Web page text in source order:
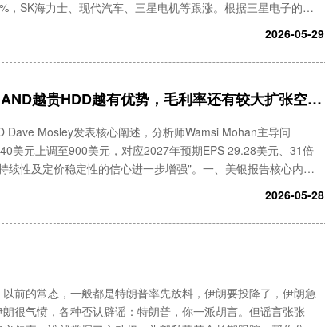
，SK海力士、现代汽车、三星电机等跟涨。根据三星电子的声
2026-05-29
越贵HDD越有优势，毛利率还有较大扩张空
Dave Mosley发表核心阐述，分析师Wamsi Mohan主导问
美元上调至900美元，对应2027年预期EPS 29.28美元、31倍
续性及定价稳定性的信心进一步增强"。一、美银报告核心内容
2026-05-28
前的常态，一般都是特朗普率先放料，伊朗要投降了，伊朗急
很气愤，各种否认辟谣：特朗普，你一派胡言。但谣言张张